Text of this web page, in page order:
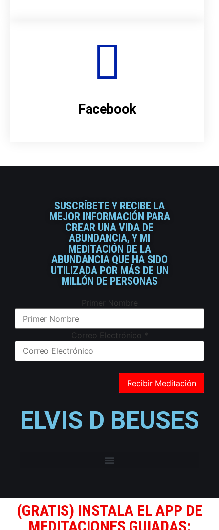
Facebook
SUSCRÍBETE Y RECIBE LA
MEJOR INFORMACIÓN PARA
CREAR UNA VIDA DE
ABUNDANCIA, Y MI
MEDITACIÓN DE LA
ABUNDANCIA QUE HA SIDO
UTILIZADA POR MÁS DE UN
MILLÓN DE PERSONAS
Primer Nombre
Correo Electrónico *
ELVIS D BEUSES
(GRATIS) INSTALA EL APP DE
MEDITACIONES GUIADAS: